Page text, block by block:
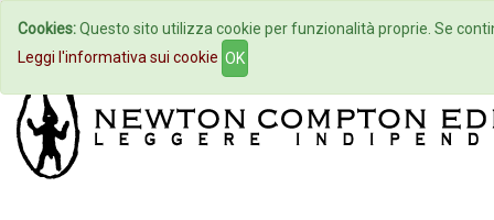
Home Autori Eventi
Cookies:Questo sito utilizza cookie per funzionalità proprie. Se
Leggi l'informativa sui cookie OK